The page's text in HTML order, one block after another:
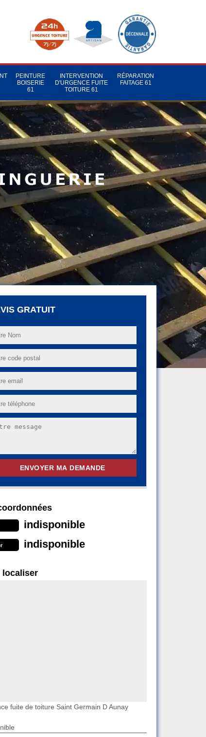
PEINTURE
BOISERIE
61
INTERVENTION
D'URGENCE FUITE
TOITURE 61
RÉPARATION
FAITAGE 61
GRATUIT
indisponible
indisponible
localiser
fuite de toiture Saint Germain D Aunay